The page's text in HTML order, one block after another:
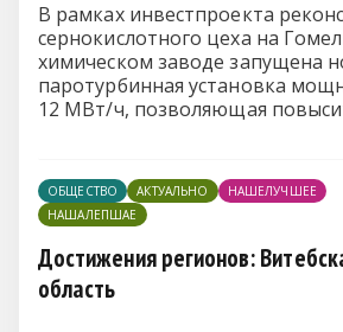
В рамках инвестпроекта
сернокислотного цеха на
химическом заводе запущена
паротурбинная установка
12 МВт/ч, позволяющая
долю в общезаводском
ОБЩЕСТВО АКТУАЛЬНО
НАШЕЛУЧШЕЕ
НАШАЛЕПШАЕ
Достижения регионов:
область